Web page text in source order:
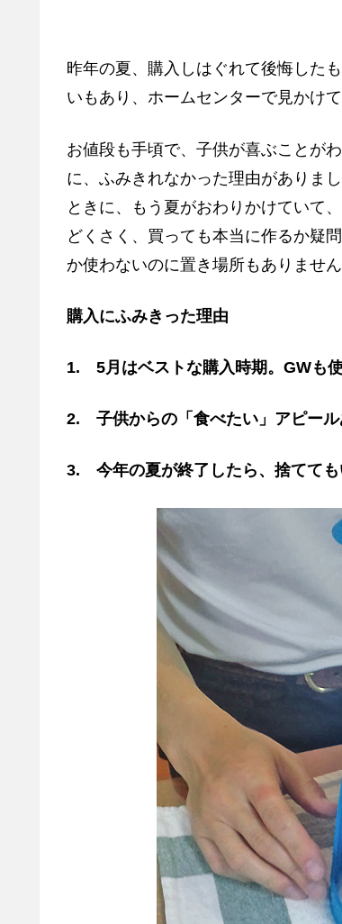
昨年の夏、購入しはぐれて後悔した
いもあり、ホームセンターで見かけて
お値段も手頃で、子供が喜ぶことが
に、ふみきれなかった理由がありま
ときに、もう夏がおわりかけていて
どくさく、買っても本当に作るか疑
か使わないのに置き場所もありません
購入にふみきった理由
1. 5月はベストな購入時期。GWも使
2. 子供からの「食べたい」アピール
3. 今年の夏が終了したら、捨てても